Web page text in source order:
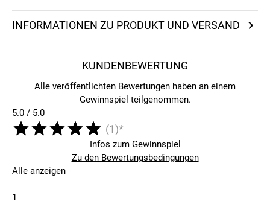
INFORMATIONEN ZU PRODUKT UND VERSAND
KUNDENBEWERTUNG
Alle veröffentlichten Bewertungen haben an einem
Gewinnspiel teilgenommen.
5.0 / 5.0
(1)*
Infos zum Gewinnspiel
Zu den Bewertungsbedingungen
Alle anzeigen
1